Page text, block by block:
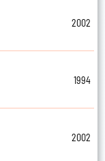
2002
1994
2002